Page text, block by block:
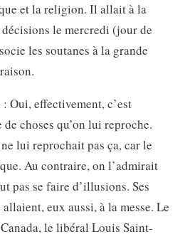
et la religion. Il allait à la
le mercredi (jour de
les soutanes à la grande
Oui, effectivement, c’est
choses qu’on lui reproche.
lui reprochait pas ça, car le
Au contraire, on l’admirait
pas se faire d’illusions. Ses
eux aussi, à la messe. Le
le libéral Louis Saint-